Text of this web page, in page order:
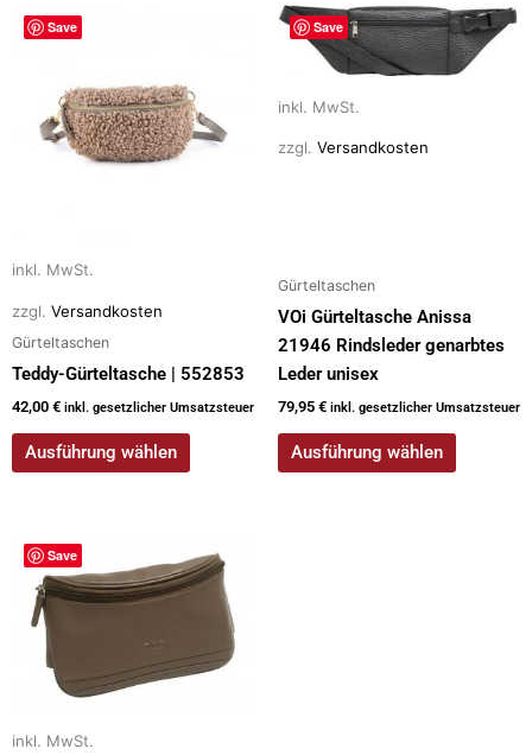
Save
inkl. MwSt.
zzgl. Versandkosten
Gürteltaschen
Teddy-Gürteltasche | 552853
42,00 € inkl. gesetzlicher Umsatzsteuer
Ausführung wählen
Dieses
Produkt
mehrere
Varianten
auf
Produktseite
gewählt
werden
Save
inkl. MwSt.
zzgl. Versandkosten
Gürteltaschen
VOi Gürteltasche Anissa
21946 Rindsleder genarbtes
Leder unisex
79,95 € inkl. gesetzlicher Umsatzsteuer
Ausführung wählen
Dieses
Produkt
mehrere
auf.
der
Produktseite
gewählt
werden
Save
inkl. MwSt.
Dieses
Produkt
weist
mehrere
Varianten
Optionen